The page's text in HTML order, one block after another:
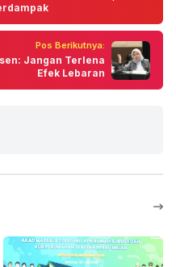
Pos Berikutnya:
Jangan Terlena
Efek Lebaran